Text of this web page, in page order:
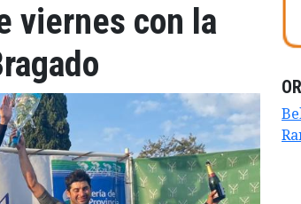
viernes con la